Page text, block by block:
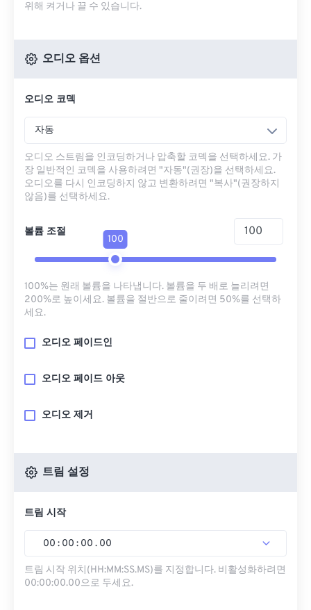
위해 켜거나 끌 수 있습니다.
오디오 옵션
오디오 코덱
자동
오디오 스트림을 인코딩하거나 압축할 코덱을 선택하세요. 가
장 일반적인 코덱을 사용하려면 "자동"(권장)을 선택하세요.
오디오를 다시 인코딩하지 않고 변환하려면 "복사"(권장하지
않음)를 선택하세요.
볼륨 조절
100
100%는 원래 볼륨을 나타냅니다. 볼륨을 두 배로 늘리려면
200%로 높이세요. 볼륨을 절반으로 줄이려면 50%를 선택하
세요.
오디오 페이드인
오디오 페이드 아웃
오디오 제거
트림 설정
트림 시작
00 : 00 : 00 . 00
트림 시작 위치(HH:MM:SS.MS)를 지정합니다. 비활성화하려면
00:00:00.00으로 두세요.